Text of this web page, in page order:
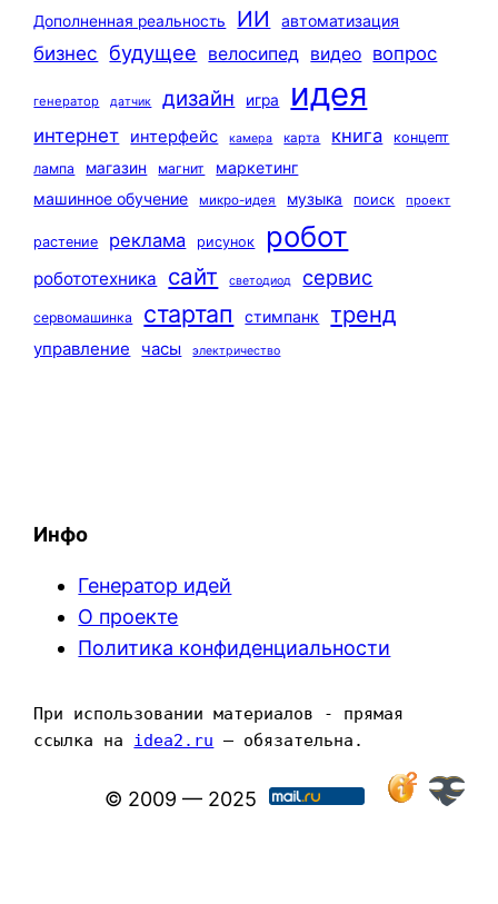
Дополненная реальность ИИ автоматизация
бизнес будущее велосипед видео вопрос
генератор датчик дизайн игра идея
интернет интерфейс камера карта книга
концепт
лампа
магазин магнит
маркетинг
машинное обучение
микро-идея музыка поиск проект
растение реклама рисунок робот
робототехника сайт светодиод сервис
сервомашинка стартап стимпанк тренд
управление часы электричество
Инфо
Генератор идей
О проекте
Политика конфиденциальности
При использовании материалов - прямая
ссылка на idea2.ru — обязательна.
© 2009 — 2025